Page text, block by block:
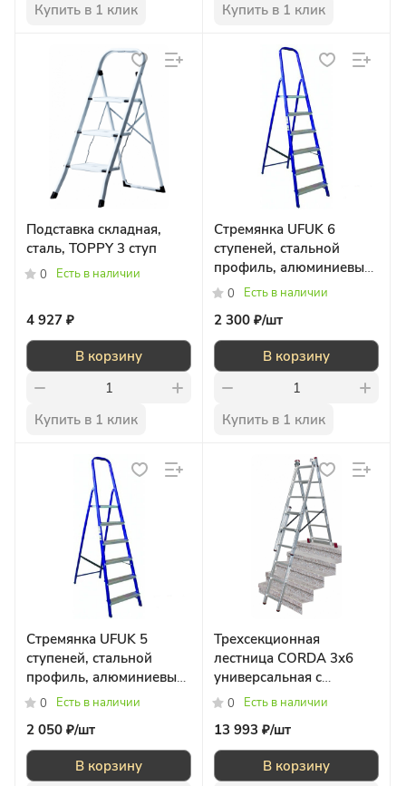
Купить в 1 клик Купить в 1 клик
Подставка складная,
сталь, TOPPY 3 ступ
0 Есть в наличии
4 927 ₽
В корзину
Купить в 1 клик
Стремянка UFUK 6
ступеней, стальной
профиль, алюминиевые
ступени
0 Есть в наличии
2 300 ₽/шт
В корзину
Купить в 1 клик
Стремянка UFUK 5
ступеней, стальной
профиль, алюминиевые
ступени
0 Есть в наличии
2 050 ₽/шт
В корзину
Трехсекционная
лестница CORDA 3х6
универсальная с
допфункцией
0 Есть в наличии
13 993 ₽/шт
В корзину